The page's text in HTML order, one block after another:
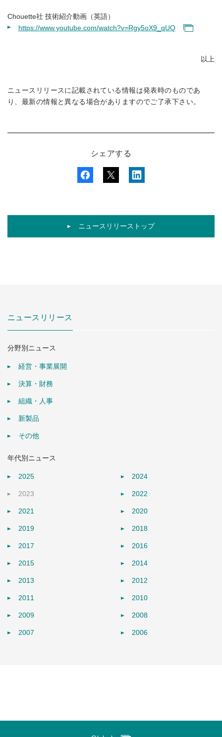
Chouette社 技術紹介動画（英語）
https://www.youtube.com/watch?v=Rgy5oX9_qUQ
以上
ニュースリリースに記載されている情報は発表時のものであ
り、最新の情報と異なる場合がありますのでご了承下さい。
シェアする
ニュースリリーストップ
ニュースリリース
分野別ニュース
経営・事業展開
決算・財務
組織・人事
新製品
その他
年代別ニュース
2025 2024
2023 2022
2021 2020
2019 2018
2017 2016
2015 2014
2013 2012
2011 2010
2009 2008
2007 2006